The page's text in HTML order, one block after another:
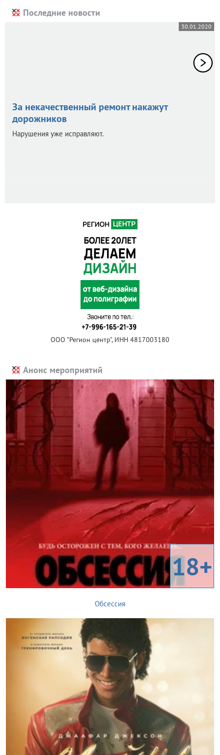
Последние новости
30.01.2020
За некачественный ремонт накажут
дорожников
Нарушения уже исправляют.
ООО "Регион центр", ИНН 4817003180
Анонс мероприятий
18+
Обсессия